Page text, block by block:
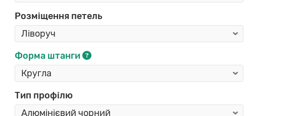
Розміщення петель
Форма штанги
Тип профілю